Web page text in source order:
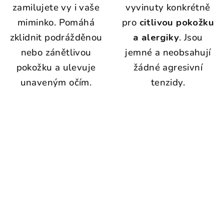
zamilujete vy i vaše
miminko. Pomáhá
zklidnit podrážděnou
nebo zánětlivou
pokožku a ulevuje
unaveným očím.
vyvinuty konkrétně
pro citlivou pokožku
a alergiky. Jsou
jemné a neobsahují
žádné agresivní
tenzidy.